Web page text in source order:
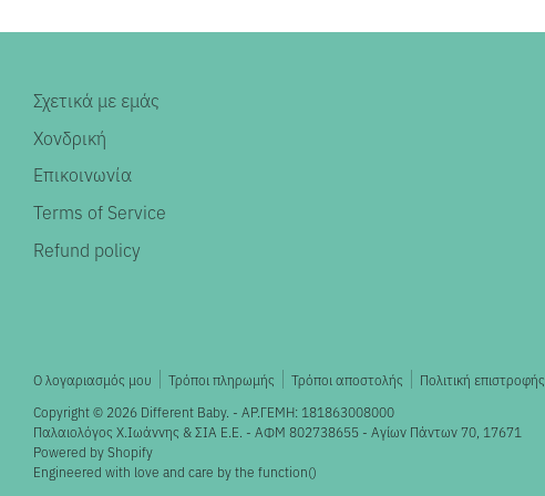
Σχετικά με εμάς
Χονδρική
Επικοινωνία
Terms of Service
Refund policy
Ο λογαριασμός μου Τρόποι πληρωμής Τρόποι αποστολής Πολιτική επιστροφής
Copyright © 2026 Different Baby. - ΑΡ.ΓΕΜΗ: 181863008000
Παλαιολόγος X.Ιωάννης & ΣΙΑ Ε.Ε. - ΑΦΜ 802738655 - Αγίων Πάντων 70, 17671
Powered by Shopify
Engineered with love and care by the function()